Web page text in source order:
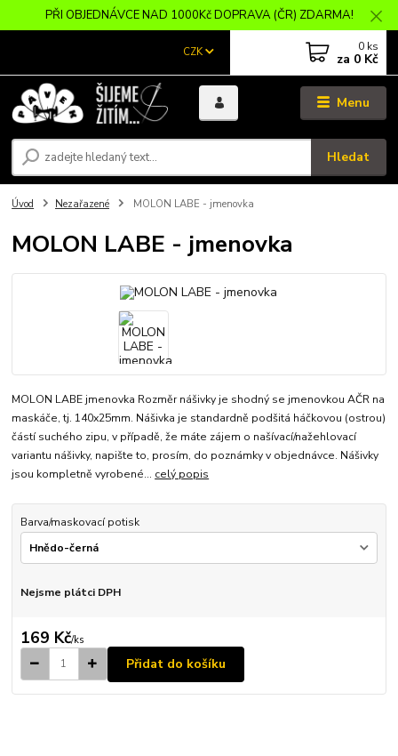
PŘI OBJEDNÁVCE NAD 1000Kč DOPRAVA (ČR) ZDARMA!
Menu
CZK
Hledat
0 ks
za 0 Kč
Úvod Nezařazené MOLON LABE - jmenovka
MOLON LABE - jmenovka
MOLON LABE jmenovka Rozměr nášivky je shodný se jmenovkou AČR na
maskáče, tj. 140x25mm. Nášivka je standardně podšitá háčkovou (ostrou)
částí suchého zipu, v případě, že máte zájem o našívací/nažehlovací
variantu nášivky, napište to, prosím, do poznámky v objednávce. Nášivky
jsou kompletně vyrobené... celý popis
Barva/maskovací potisk
Nejsme plátci DPH
169 Kč/ks
Přidat do košíku